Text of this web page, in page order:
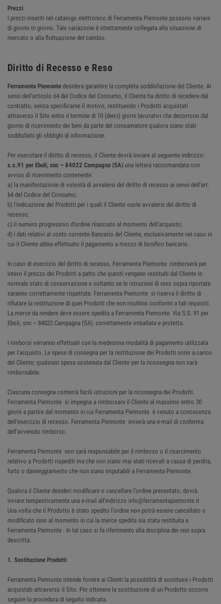
Prezzi
I prezzi inseriti nel catalogo elettronico di Ferramenta Piemonte possono variare
di giorno in giorno. Tale variazione è strettamente collegata alla situazione di
mercato o alla fluttuazione del cambio.
Diritto di Recesso e Reso
Ferramenta Piemonte desidera garantire la completa soddisfazione del Cliente. Ai
sensi dell'articolo 64 del Codice del Consumo, il Cliente ha diritto di recedere dal
contratto, senza specificarne il motivo, restituendo i Prodotti acquistati
attraverso il Sito entro il termine di 10 (dieci) giorni lavorativi che decorrono dal
giorno di ricevimento dei beni da parte del consumatore qualora siano stati
soddisfatti gli obblighi di informazione.
Per esercitare il diritto di recesso, il Cliente dovrà inviare al seguente indirizzo:
s.s.91 per Eboli, snc – 84022 Campagna (SA) una lettera raccomandata con
avviso di ricevimento contenente:
a) la manifestazione di volontà di avvalersi del diritto di recesso ai sensi dell'art.
64 del Codice del Consumo;
b) l'indicazione dei Prodotti per i quali il Cliente vuole avvalersi del diritto di
recesso;
c) il numero progressivo d'ordine rilasciato al momento dell'acquisto;
d) i dati relativi al conto corrente Bancario del Cliente, esclusivamente nel caso in
cui il Cliente abbia effettuato il pagamento a mezzo di bonifico bancario.
In caso di esercizio del diritto di recesso, Ferramenta Piemonte rimborserà per
intero il prezzo dei Prodotti a patto che questi vengano restituiti dal Cliente in
normale stato di conservazione e soltanto se le istruzioni di reso sopra riportate
saranno correttamente rispettate. Ferramenta Piemonte si riserva il diritto di
rifiutare la restituzione di quei Prodotti che non risultino conformi a tali requisiti.
La merce da rendere deve essere spedita a Ferramenta Piemonte Via S.S. 91 per
Eboli, snc – 84022 Campagna (SA). correttamente imballata e protetta.
I rimborsi verranno effettuati con la medesima modalità di pagamento utilizzata
per l'acquisto. Le spese di consegna per la restituzione dei Prodotti sono a carico
del Cliente; qualsiasi spesa sostenuta dal Cliente per la riconsegna non sarà
rimborsabile.
Ciascuna consegna conterrà facili istruzioni per la riconsegna dei Prodotti.
Ferramenta Piemonte si impegna a rimborsare il Cliente al massimo entro 30
giorni a partire dal momento in cui Ferramenta Piemonte è venuto a conoscenza
dell'esercizio di recesso. Ferramenta Piemonte invierà una e-mail di conferma
dell'avvenuto rimborso.
Ferramenta Piemonte non sarà responsabile per il rimborso o il risarcimento
relativo a Prodotti rispediti ma che non siano mai stati ricevuti a causa di perdita,
furto o danneggiamento che non siano imputabili a Ferramenta Piemonte.
Qualora il Cliente desideri modificare o cancellare l'ordine presentato, dovrà
inviare tempestivamente una e-mail all'indirizzo info@ferramentapiemonte.it
Una volta che il Prodotto è stato spedito l'ordine non potrà essere cancellato o
modificato sino al momento in cui la merce spedita sia stata restituita a
Ferramenta Piemonte . In tal caso si fa riferimento alla disciplina dei resi sopra
descritta.
1. Sostituzione Prodotti
Ferramenta Piemonte intende fornire ai Clienti la possibilità di sostituire i Prodotti
acquistati attraverso il Sito. Per ottenere la sostituzione di un Prodotto occorre
seguire la procedura di seguito indicata.